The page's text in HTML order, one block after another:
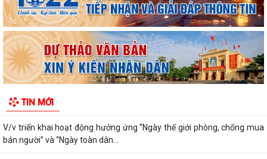
TIN MỚI
V/v thông tin về chương trình thu hồi Xe CB1000 Hornet (xe nhập
khẩu) và xe Rebel 500 & CL500 (xe...
PHƯỜNG LÊ ĐẠI HÀNH KÊU GỌI NGƯỜI DÂN TÍCH CỰC SỬ DỤNG DỊCH
VỤ CÔNG TRỰC TUYẾN
CHUYỂN ĐỔI SỐ TRONG ĐỜI SỐNG XÃ HỘI
V/v triển khai hoạt động hưởng ứng “Ngày thế giới phòng, chống mua
bán người” và “Ngày toàn dân...